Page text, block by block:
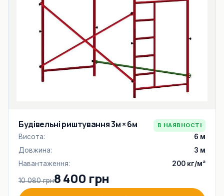
Будівельні риштування 3м × 6м В НАЯВНОСТІ
Висота:
6 м
Довжина:
3 м
Навантаження:
200 кг/м²
10 080 грн8 400 грн